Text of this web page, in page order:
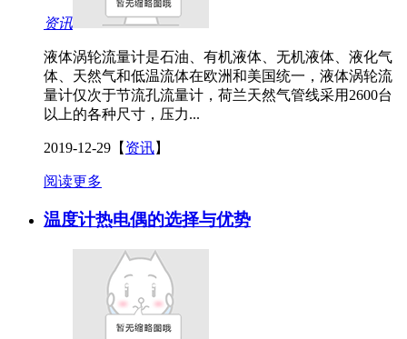
资讯
液体涡轮流量计是石油、有机液体、无机液体、液化气
体、天然气和低温流体在欧洲和美国统一，液体涡轮流
量计仅次于节流孔流量计，荷兰天然气管线采用2600台
以上的各种尺寸，压力...
2019-12-29 【 资讯】
阅读更多
温度计热电偶的选择与优势